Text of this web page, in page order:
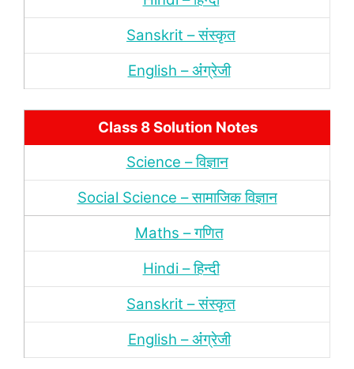
Sanskrit – संस्‍कृत
English – अंंग्रेजी
Class 8 Solution Notes
Science – विज्ञान
Social Science – सामाजिक विज्ञान
Maths – गणित
Hindi – हिन्‍दी
Sanskrit – संस्‍कृत
English – अंंग्रेजी